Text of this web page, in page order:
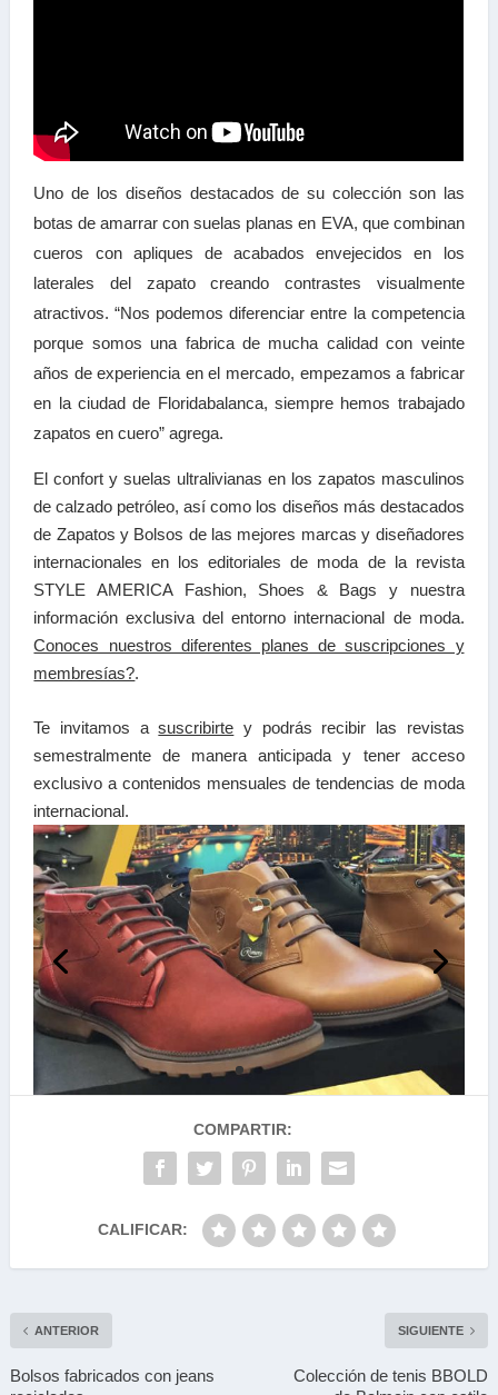
Uno de los diseños destacados de su colección son las
botas de amarrar con suelas planas en EVA, que combinan
cueros con apliques de acabados envejecidos en los
laterales del zapato creando contrastes visualmente
atractivos. “Nos podemos diferenciar entre la competencia
porque somos una fabrica de mucha calidad con veinte
años de experiencia en el mercado, empezamos a fabricar
en la ciudad de Floridabalanca, siempre hemos trabajado
zapatos en cuero” agrega.
El confort y suelas ultralivianas en los zapatos masculinos
de calzado petróleo, así como los diseños más destacados
de Zapatos y Bolsos de las mejores marcas y diseñadores
internacionales en los editoriales de moda de la revista
STYLE AMERICA Fashion, Shoes & Bags y nuestra
información exclusiva del entorno internacional de moda.
Conoces nuestros diferentes planes de suscripciones y
membresías?.
Te invitamos asuscribirte y podrás recibir las revistas
semestralmente de manera anticipada y tener acceso
exclusivo a contenidos mensuales de tendencias de moda
internacional.
COMPARTIR:
CALIFICAR:
ANTERIOR
Bolsos fabricados con jeans
SIGUIENTE
Colección de tenis BBOLD